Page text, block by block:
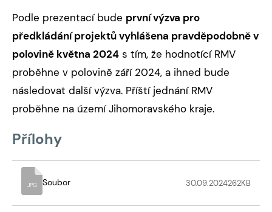
Podle prezentací bude první výzva pro
předkládání projektů vyhlášena pravděpodobně v
polovině května 2024 s tím, že hodnotící RMV
proběhne v polovině září 2024, a ihned bude
následovat další výzva. Příští jednání RMV
proběhne na území Jihomoravského kraje.
Přílohy
JPG Soubor 30.09.2024262KB